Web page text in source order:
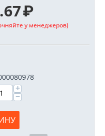
₽
у менеджеров)
+
−